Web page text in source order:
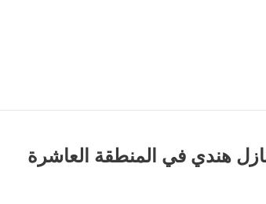
هندي في المنطقة العاشرة